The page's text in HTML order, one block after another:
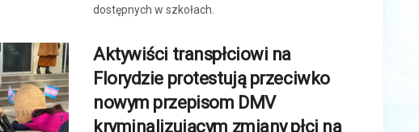
dostępnych w szkołach.
Aktywiści transpłciowi na
Florydzie protestują przeciwko
nowym przepisom DMV
kryminalizującym zmiany płci na